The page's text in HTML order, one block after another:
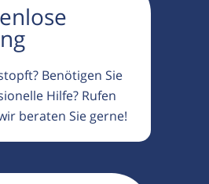
Benötigen Sie
Hilfe? Rufen
beraten Sie gerne!